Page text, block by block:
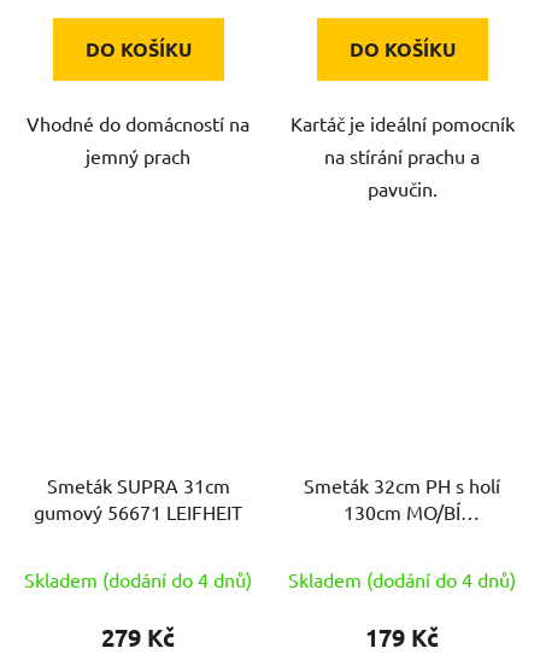
DO KOŠÍKU
Vhodné do domácností na
jemný prach
DO KOŠÍKU
Kartáč je ideální pomocník
na stírání prachu a
pavučin.
Smeták SUPRA 31cm
gumový 56671 LEIFHEIT
Skladem (dodání do 4 dnů)
279 Kč
Smeták 32cm PH s holí
130cm MO/BÍ
Skladem (dodání do 4 dnů)
179 Kč